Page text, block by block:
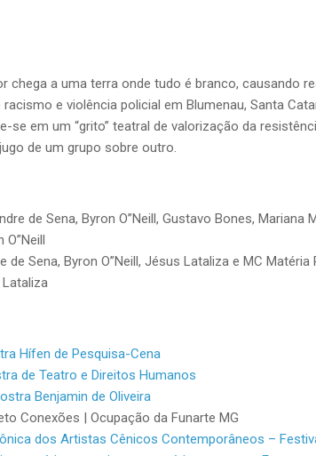
chega a uma terra onde tudo é branco, causando
e violência policial em Blumenau, Santa
se em um “grito” teatral de valorização da
de um grupo sobre outro.
de Sena, Byron O”Neill, Gustavo Bones,
O”Neill
de Sena, Byron O”Neill, Jésus Lataliza e MC Matéria
Hífen de Pesquisa-Cena
de Teatro e Direitos Humanos
Benjamin de Oliveira
Conexões | Ocupação da Funarte MG
dos Artistas Cênicos Contemporâneos –